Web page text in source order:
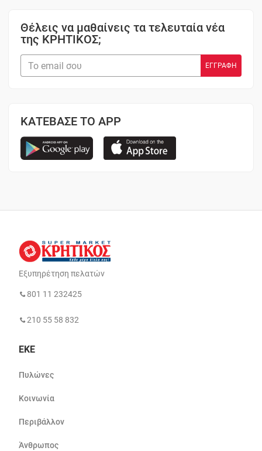
Θέλεις να μαθαίνεις τα τελευταία νέα
της ΚΡΗΤΙΚΟΣ;
ΚΑΤΕΒΑΣΕ ΤΟ APP
Εξυπηρέτηση πελατών
801 11 232425
210 55 58 832
ΕΚΕ
Πυλώνες
Κοινωνία
Περιβάλλον
Άνθρωπος